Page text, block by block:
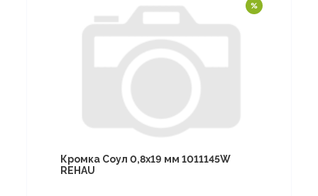
Кромка Соул 0,8х19 мм 1011145W
REHAU